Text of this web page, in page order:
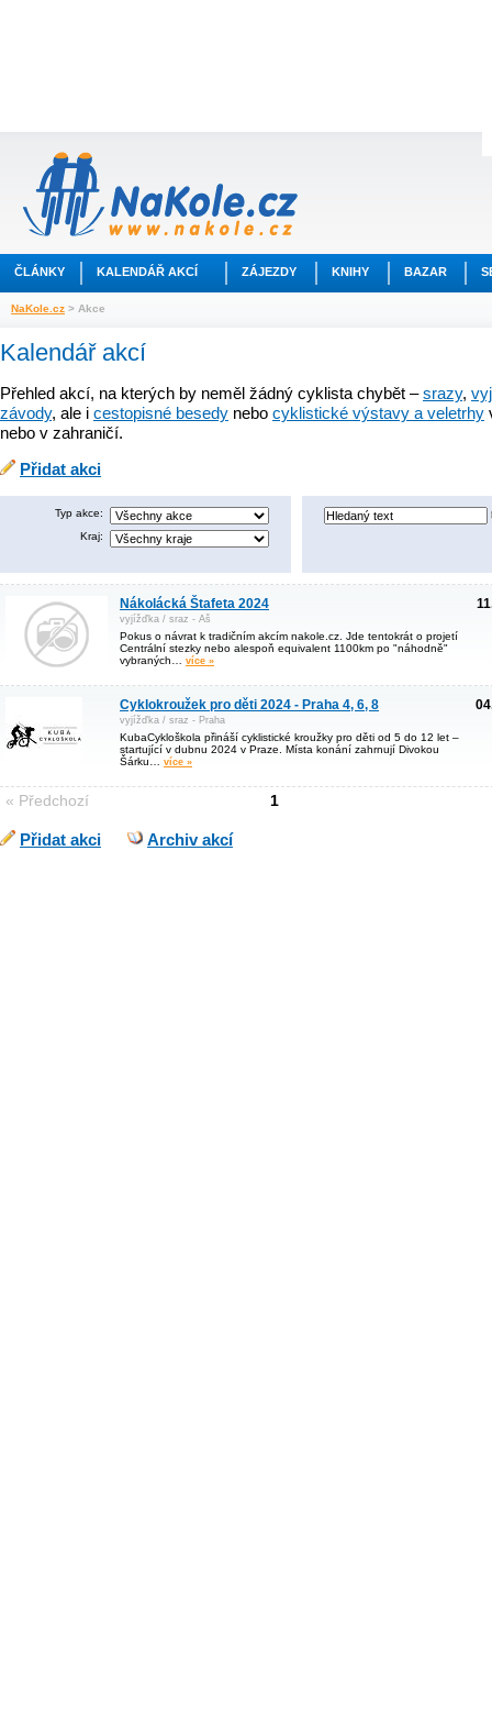
ČLÁNKY KALENDÁŘ AKCÍ ZÁJEZDY KNIHY BAZAR
NaKole.cz > Akce
Kalendář akcí
Přehled akcí, na kterých by neměl žádný cyklista chybět –srazy,
závody, ale i cestopisné besedy nebo cyklistické výstavy a veletrhy
nebo v zahraničí.
Přidat akci
Typ akce:
Kraj:
Nákolácká Štafeta 2024
vyjížďka / sraz - Aš
Pokus o návrat k tradičním akcím nakole.cz. Jde tentokrát o projetí
Centrální stezky nebo alespoň equivalent 1100km po "náhodně"
vybraných… více »
Cyklokroužek pro děti 2024 - Praha 4, 6, 8
vyjížďka / sraz - Praha
KubaCykloškola přináší cyklistické kroužky pro děti od 5 do 12 let –
startující v dubnu 2024 v Praze. Místa konání zahrnují Divokou
Šárku… více »
« Předchozí 1
Přidat akci Archiv akcí